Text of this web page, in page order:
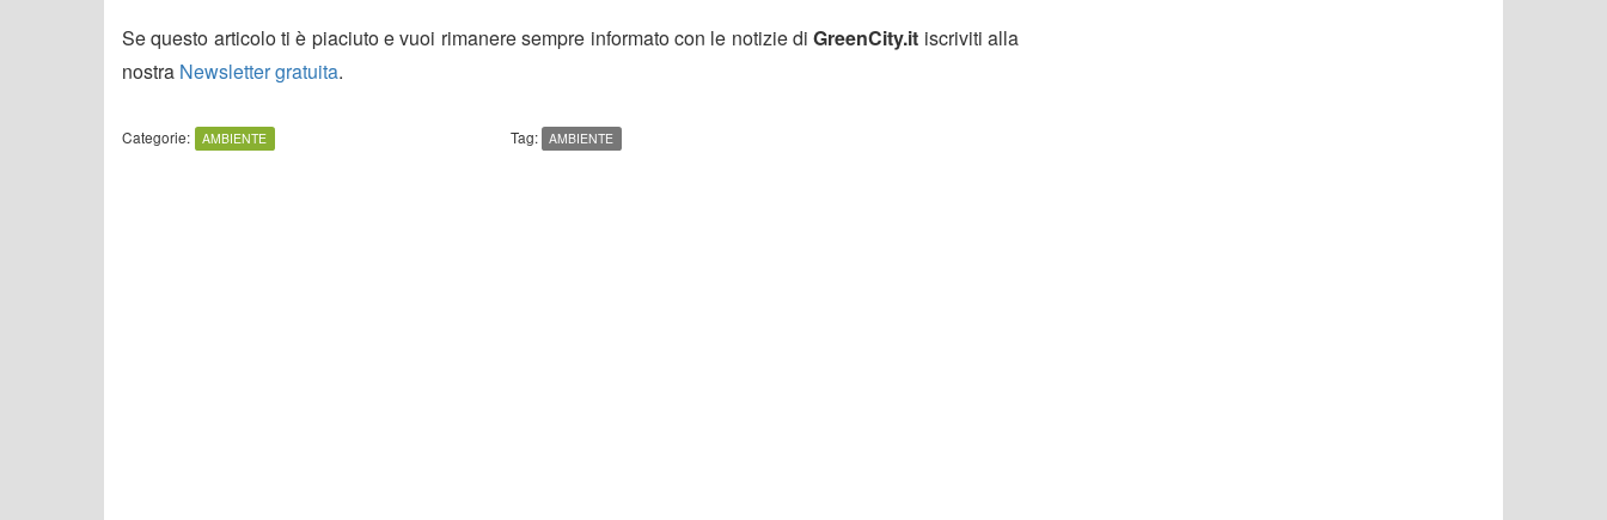
Se questo articolo ti è piaciuto e vuoi rimanere sempre informato con le notizie diGreenCity.it iscriviti alla
nostra Newsletter gratuita.
Categorie: AMBIENTE Tag: AMBIENTE